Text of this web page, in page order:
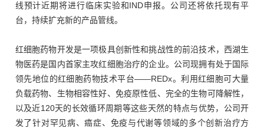
线预计近期将进行临床实验和IND申报。公司还将依托现有平
台，持续扩充新的产品管线。
红细胞药物开发是一项极具创新性和挑战性的前沿技术，西湖生
物医药是国内首家主攻红细胞治疗的企业。公司现拥有处于国际
领先地位的红细胞药物技术平台——REDx。利用红细胞可大量
负载药物、生物相容性好、免疫原性低、完全的生物可降解性，
以及近120天的长效循环周期等这些天然的特点与优势，公司开
发了针对罕见病、癌症、免疫与代谢等领域的多个创新治疗方